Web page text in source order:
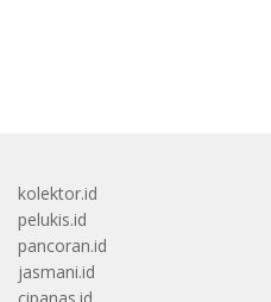
kolektor.id
pelukis.id
pancoran.id
jasmani.id